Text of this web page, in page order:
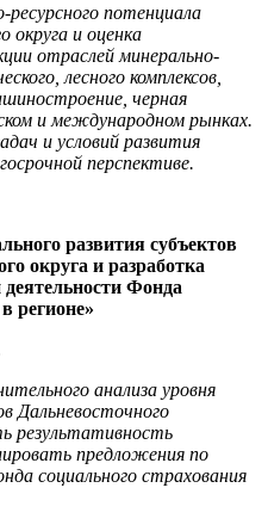
потенциала
округа и оценка
отраслей минерально-
лесного комплексов,
черная
и международном рынках.
и условий развития
перспективе.
развития субъектов
округа и разработка
Фонда
регионе»
анализа уровня
Дальневосточного
результативность
предложения по
социального страхования